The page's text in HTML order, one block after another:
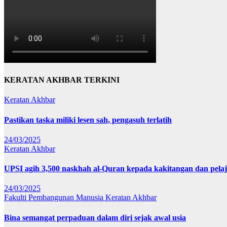
KERATAN AKHBAR TERKINI
Keratan Akhbar
Pastikan taska miliki lesen sah, pengasuh terlatih
24/03/2025
Keratan Akhbar
UPSI agih 3,500 naskhah al-Quran kepada kakitangan dan
24/03/2025
Fakulti Pembangunan Manusia Keratan Akhbar
Bina semangat perpaduan dalam diri sejak awal usia